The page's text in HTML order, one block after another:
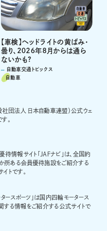
【車検】ヘッドライトの黄ばみ・
曇り、2026年8月からは通ら
ないかも?
自動車交通トピックス
自動車
社団法人 日本自動車連盟）公式ウェ
。
待情報サイト「JAFナビ」は、全国約
ある会員優待施設をご紹介する
トです。
タースポーツ」は国内四輪モータース
する情報をご紹介する公式サイトで